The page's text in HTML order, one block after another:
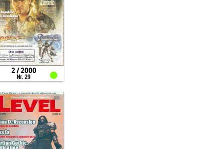
2 / 2000
Nr. 29